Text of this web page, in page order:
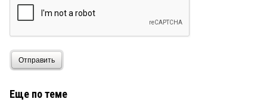
Отправить
Еще по теме